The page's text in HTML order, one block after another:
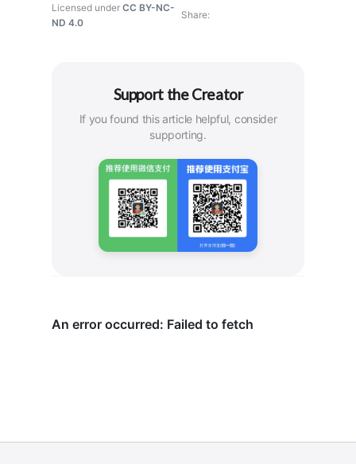
Licensed under CC BY-NC-
ND 4.0
Share
Support the Creator
If you found this article helpful, consider
supporting.